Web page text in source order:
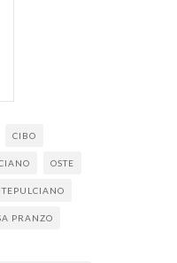
CIBO
OSTE
PRANZO